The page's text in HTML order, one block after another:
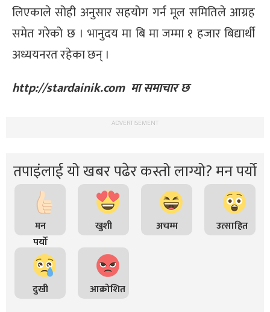
लिएकाले सोही अनुसार सहयोग गर्न मूल समितिले आग्रह
समेत गरेको छ । भानुदय मा बि मा जम्मा १ हजार बिद्यार्थी
अध्ययनरत रहेका छन् ।
http://stardainik.com मा समाचार छ
ADVERTISEMENT
तपाइंलाई यो खबर पढेर कस्तो लाग्यो? मन पर्यो
मन
पर्यो
खुशी अचम्म उत्साहित
दुखी आक्रोशित